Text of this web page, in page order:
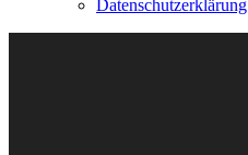
Datenschutzerklärung